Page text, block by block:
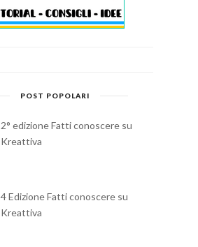
POST POPOLARI
2° edizione Fatti conoscere su
Kreattiva
4 Edizione Fatti conoscere su
Kreattiva